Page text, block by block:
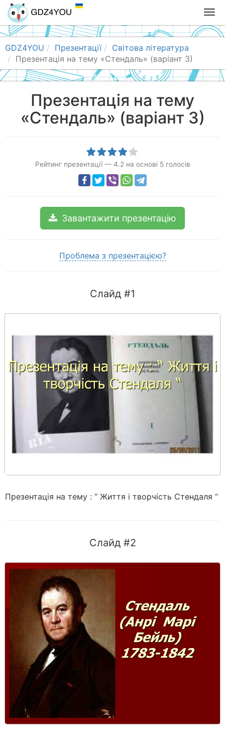
T
o
g
e
n
GDZ4YOU Презентації
Світова література
Презентація на тему «Стендаль» (варіант 3)
Презентація на тему
«Стендаль» (варіант 3)
Рейтинг презентації — 4.2 на основі 5голосів
Завантажити презентацію
Проблема з презентацією?
Слайд #1
Презентація на тему : “ Життя і творчість Стендаля “
Слайд #2